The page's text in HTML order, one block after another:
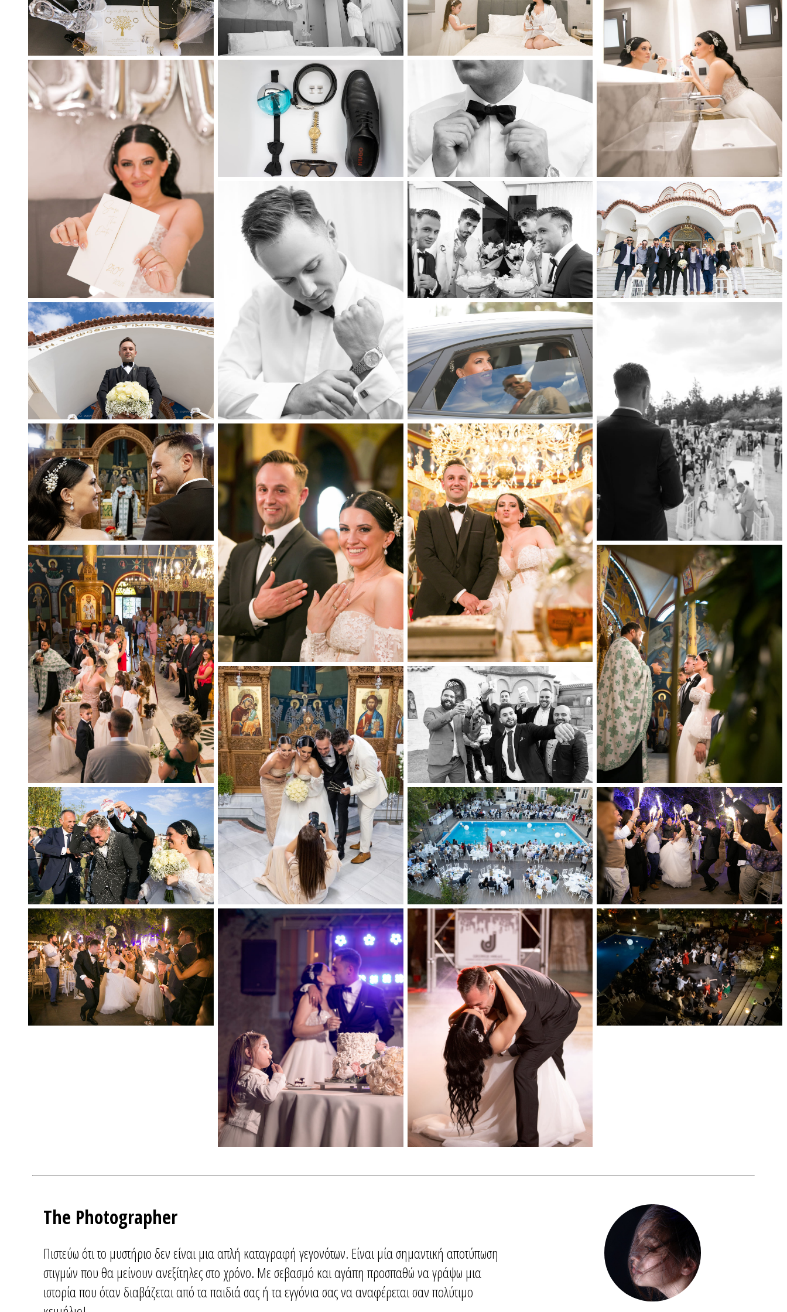
Ηλεκτρονικό προσκλητήριο
Clients
Διαφημιστείτε
Contact Us
The Photographer
Πιστεύω ότι το μυστήριο δεν είναι μια απλή καταγραφή γεγονότων. Είναι μία σημαντική αποτύπωση
στιγμών που θα μείνουν ανεξίτηλες στο χρόνο. Με σεβασμό και αγάπη προσπαθώ να γράψω μια
ιστορία που όταν διαβάζεται από τα παιδιά σας ή τα εγγόνια σας να αναφέρεται σαν πολύτιμο